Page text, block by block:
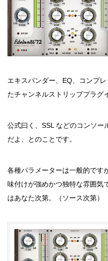
エキスパンダー、EQ、コンプ
たチャンネルストリッププラグ
公式曰く、SSL などのコンソー
だよ、とのことです。
各種パラメーターは一般的です
味付けが強めかつ独特な雰囲気
はあなた次第。（ソース次第）